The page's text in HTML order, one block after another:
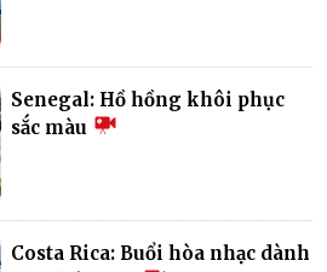
Senegal: Hồ hồng khôi phục
sắc màu
Costa Rica: Buổi hòa nhạc dành